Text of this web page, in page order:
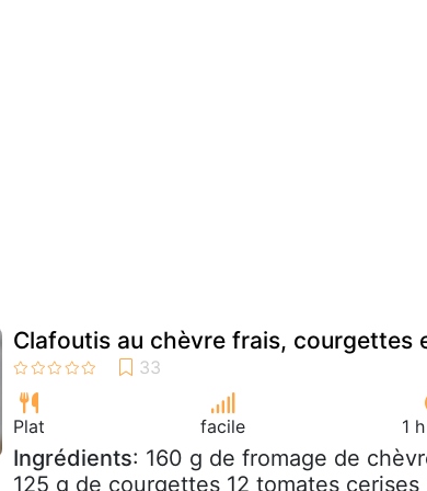
Clafoutis au chèvre frais, courgettes
Plat facile 1
Ingrédients: 160 g de fromage de
125 g de courgettes 12 tomates